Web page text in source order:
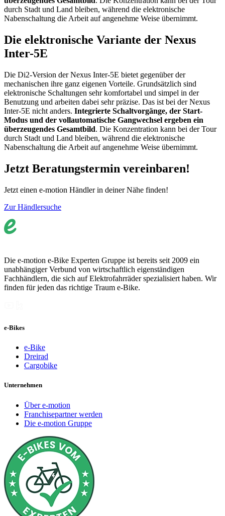
durch Stadt und Land bleiben, während die elektronische
Nabenschaltung die Arbeit auf angenehme Weise übernimmt.
Die elektronische Variante der Nexus
Inter-5E
Die Di2-Version der Nexus Inter-5E bietet gegenüber der
mechanischen ihre ganz eigenen Vorteile. Grundsätzlich sind
elektronische Schaltungen sehr komfortabel und simpel in der
Benutzung und arbeiten dabei sehr präzise. Das ist bei der Nexus
Inter-5E nicht anders. Integrierte Schaltvorgänge, der Start-
Modus und der vollautomatische Gangwechsel ergeben ein
überzeugendes Gesamtbild. Die Konzentration kann bei der Tour
durch Stadt und Land bleiben, während die elektronische
Nabenschaltung die Arbeit auf angenehme Weise übernimmt.
Jetzt Beratungstermin vereinbaren!
Jetzt einen e-motion Händler in deiner Nähe finden!
Zur Händlersuche
Die e-motion e-Bike Experten Gruppe ist bereits seit 2009 ein
unabhängiger Verbund von wirtschaftlich eigenständigen
Fachhändlern, die sich auf Elektrofahrräder spezialisiert haben. Wir
finden für jeden das richtige Traum e-Bike.
e-Bikes
e-Bike
Dreirad
Cargobike
Unternehmen
Über e-motion
Franchisepartner werden
Die e-motion Gruppe